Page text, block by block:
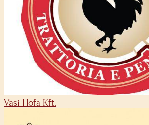
Vasi Hofa Kft.